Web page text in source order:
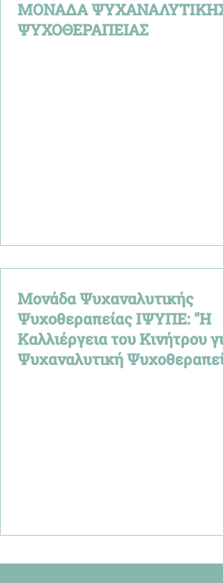
ΜΟΝΑΔΑ ΨΥΧΑΝΑΛΥΤΙΚΗΣ
ΨΥΧΟΘΕΡΑΠΕΙΑΣ
Μονάδα Ψυχαναλυτικής
Ψυχοθεραπείας ΙΨΥΠΕ: "Η
Καλλιέργεια του Κινήτρου για
Ψυχαναλυτική